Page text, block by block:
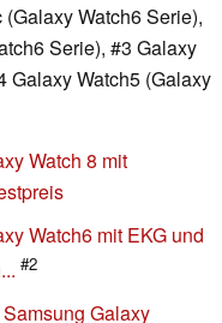
Watch6 Serie),
Serie), #3 Galaxy
Galaxy Watch5 (Galaxy
Watch 8 mit
Watch6 mit EKG und
#2
Galaxy